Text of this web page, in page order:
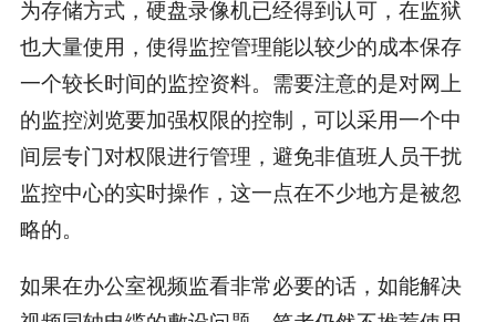
为存储方式，硬盘录像机已经得到认可，在监狱
也大量使用，使得监控管理能以较少的成本保存
一个较长时间的监控资料。需要注意的是对网上
的监控浏览要加强权限的控制，可以采用一个中
间层专门对权限进行管理，避免非值班人员干扰
监控中心的实时操作，这一点在不少地方是被忽
略的。
如果在办公室视频监看非常必要的话，如能解决